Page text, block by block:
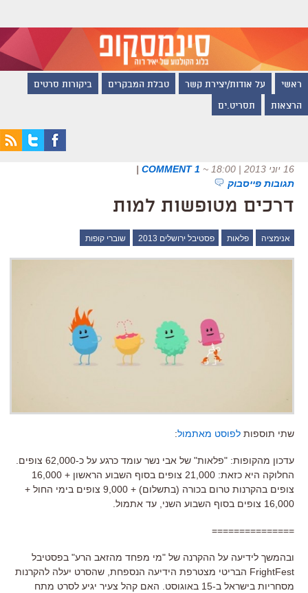
ראשי על אודות/יצירת קשר טבלת המבקרים ביקורות סרטים
הרצאות תסריט.ים
16 יוני 2013 | 18:00 ~
1 COMMENT
|
תגובות פייסבוק
דרכים מטופשות למות
אנימציה פלאות פסטיבל ירושלים 2013 שוברי קופות
שתי תוספות לפוסט מאתמול:
עדכון מהקופות: "פלאות" של אבי נשר עומד כרגע על כ-62,000 צופים.
החלוקה היא כזאת: 21,000 צופים בסוף השבוע הראשון + 16,000
צופים בהקרנות טרום בכורה (בתשלום) + 9,000 צופים בימי החול +
16,000 צופים בסוף השבוע השני, עד אתמול.
===============
ובהמשך לידיעה על ההקרנה של "מי מפחד מהזאב הרע" בפסטיבל
FrightFest הבריטי מצטרפת הידיעה הנספחת, שהסרט יעלה להקרנות
מסחריות בישראל ב-15 באוגוסט. האם קהל צעיר יגיע לסרט מתח